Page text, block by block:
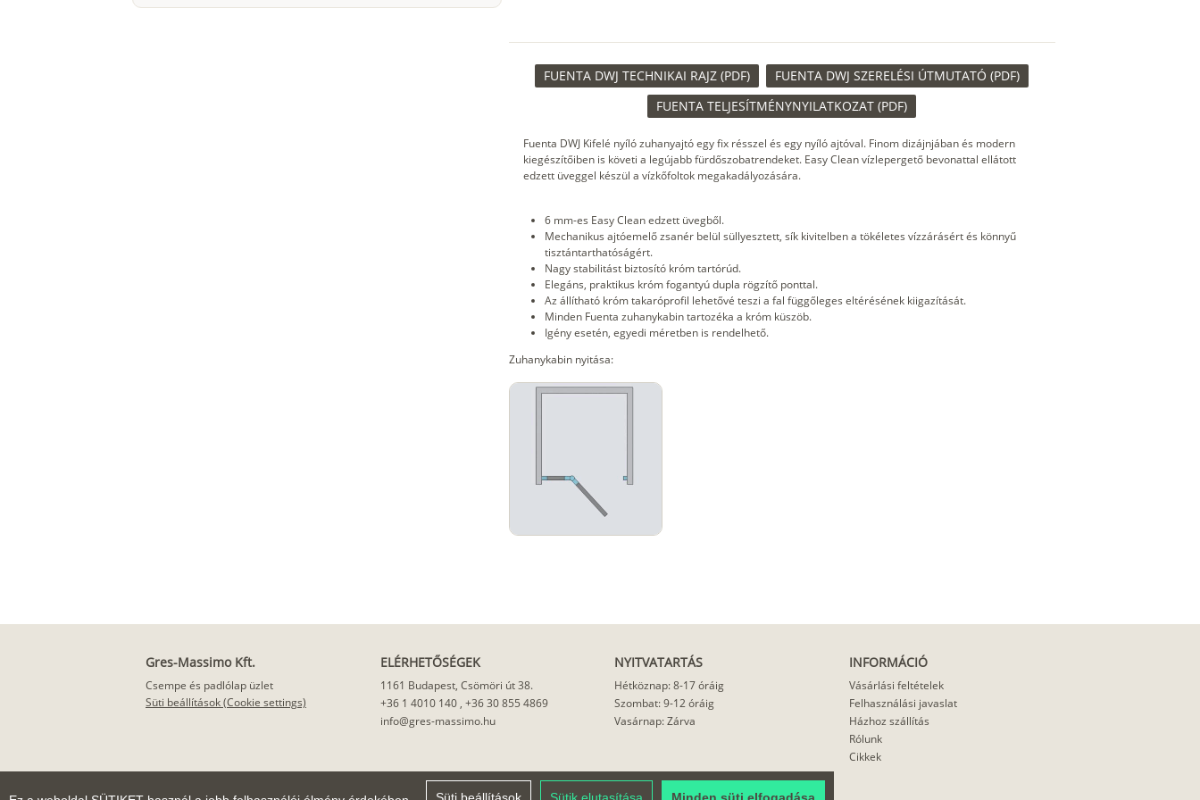
FUENTA DWJ TECHNIKAI RAJZ (PDF)
FUENTA DWJ SZERELÉSI ÚTMUTATÓ (PDF)
FUENTA TELJESÍTMÉNYNYILATKOZAT (PDF)
Fuenta DWJ Kifelé nyíló zuhanyajtó egy fix résszel és egy nyíló ajtóval. Finom dizájnjában és modern
kiegészítőiben is követi a legújabb fürdőszobatrendeket. Easy Clean vízlepergető bevonattal ellátott
edzett üveggel készül a vízkőfoltok megakadályozására.
6 mm-es Easy Clean edzett üvegből.
Mechanikus ajtóemelő zsanér belül süllyesztett, sík kivitelben a tökéletes vízzárásért és könnyű
tisztántarthatóságért.
Nagy stabilitást biztosító króm tartórúd.
Elegáns, praktikus króm fogantyú dupla rögzítő ponttal.
Az állítható króm takaróprofil lehetővé teszi a fal függőleges eltérésének kiigazítását.
Minden Fuenta zuhanykabin tartozéka a króm küszöb.
Igény esetén, egyedi méretben is rendelhető.
Zuhanykabin nyitása:
Gres-Massimo Kft.
Csempe és padlólap üzlet
Süti beállítások (Cookie settings)
ELÉRHETŐSÉGEK
1161 Budapest, Csömöri út 38.
+36 1 4010 140, +36 30 855 4869
info@gres-massimo.hu
NYITVATARTÁS
Hétköznap: 8-17 óráig
Szombat: 9-12 óráig
Vasárnap: Zárva
INFORMÁCIÓ
Vásárlási feltételek
Felhasználási javaslat
Házhoz szállítás
Rólunk
Cikkek